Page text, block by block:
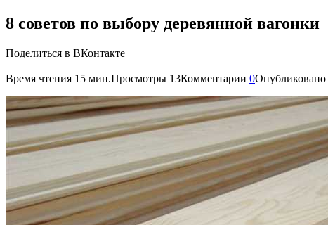
8 советов по выбору деревянной вагонки
Поделиться в ВКонтакте
Время чтения 15 мин.Просмотры 13Комментарии 0Опубликовано